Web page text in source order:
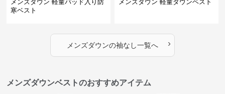
メンズダウン 軽量パッド入り防
寒ベスト
メンズダウン 軽量ダウンベスト
メンズダウンの袖なし一覧へ ›
メンズダウンベストのおすすめアイテム